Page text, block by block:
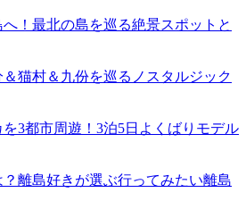
！最北の島を巡る絶景スポットと
猫村＆九份を巡るノスタルジック
3都市周遊！3泊5日よくばりモデル
？離島好きが選ぶ行ってみたい離島